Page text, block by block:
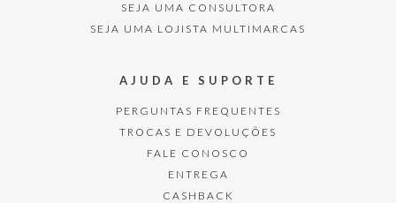
SEJA UMA CONSULTORA
SEJA UMA LOJISTA MULTIMARCAS
AJUDA E SUPORTE
PERGUNTAS FREQUENTES
TROCAS E DEVOLUÇÕES
FALE CONOSCO
ENTREGA
CASHBACK